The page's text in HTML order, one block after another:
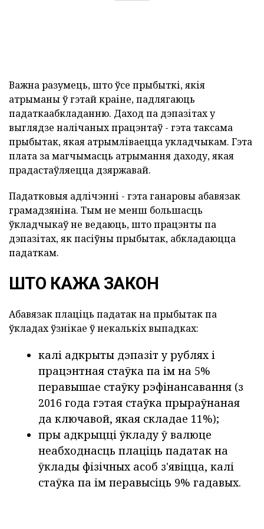
Важна разумець, што ўсе прыбыткі, якія
атрыманы ў гэтай краіне, падлягаюць
падаткаабкладанню. Даход па дэпазітах у
выглядзе налічаных працэнтаў - гэта таксама
прыбытак, якая атрымліваецца укладчыкам. Гэта
плата за магчымасць атрымання даходу, якая
прадастаўляецца дзяржавай.
Падатковыя адлічэнні - гэта ганаровы абавязак
грамадзяніна. Тым не менш большасць
ўкладчыкаў не ведаюць, што працэнты па
дэпазітах, як пасіўны прыбытак, абкладаюцца
падаткам.
ШТО КАЖА ЗАКОН
Абавязак плаціць падатак на прыбытак па
ўкладах ўзнікае ў некалькіх выпадках:
калі адкрыты дэпазіт у рублях і
працэнтная стаўка па ім на 5%
перавышае стаўку рэфінансавання (з
2016 года гэтая стаўка прыраўнаная
да ключавой, якая складае 11%);
пры адкрыцці ўкладу ў валюце
неабходнасць плаціць падатак на
ўклады фізічных асоб з'явіцца, калі
стаўка па ім перавысіць 9% гадавых.